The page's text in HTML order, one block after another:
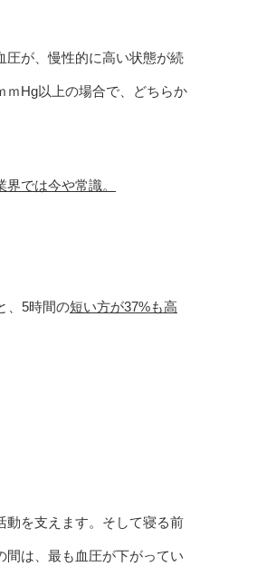
圧が、慢性的に高い状態が続
Hg以上の場合で、どちらか
では今や常識。
、5時間の短い方が37%も高
動を支えます。そして寝る前
間は、最も血圧が下がってい